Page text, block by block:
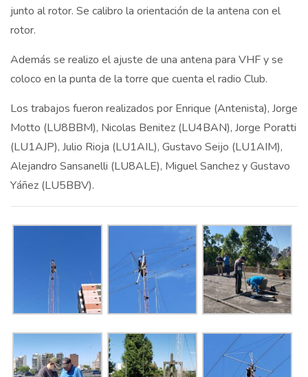
junto al rotor. Se calibro la orientación de la antena con el
rotor.
Además se realizo el ajuste de una antena para VHF y se
coloco en la punta de la torre que cuenta el radio Club.
Los trabajos fueron realizados por Enrique (Antenista), Jorge
Motto (LU8BBM), Nicolas Benitez (LU4BAN), Jorge Poratti
(LU1AJP), Julio Rioja (LU1AIL), Gustavo Seijo (LU1AIM),
Alejandro Sansanelli (LU8ALE), Miguel Sanchez y Gustavo
Yáñez (LU5BBV).